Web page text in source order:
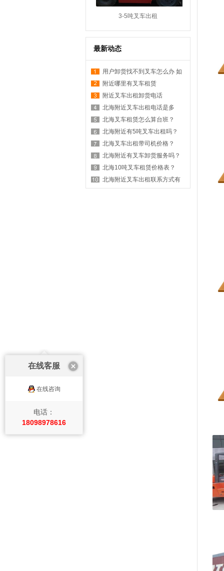
3-5吨叉车出租
最新动态
用户卸货找不到叉车怎么办 如
何在附近找叉车
附近哪里有叉车租赁
附近叉车出租卸货电话
北海附近叉车出租电话是多
少？
北海叉车租赁怎么算台班？
北海附近有5吨叉车出租吗？
北海叉车出租带司机价格？
北海附近有叉车卸货服务吗？
北海10吨叉车租赁价格表？
北海附近叉车出租联系方式有
在线客服
在线咨询
电话：
18098978616